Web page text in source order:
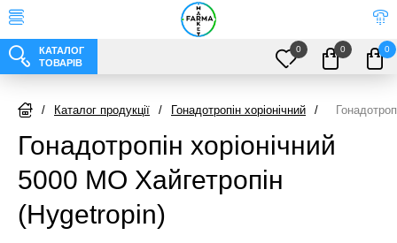
КАТАЛОГ
ТОВАРІВ
0 0 0
/ Каталог продукції / Гонадотропін хоріонічний /
Гонадотропін хоріонічний
5000 МО Хайгетропін
(Hygetropin)